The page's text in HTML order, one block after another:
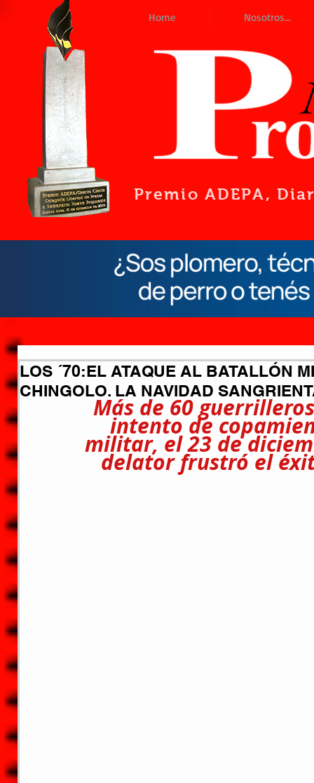
Home Nosotros...
Premio ADEPA,
LOS ´70:EL ATAQUE AL BATALLÓN
CHINGOLO. LA NAVIDAD
Más de 60
intento de
militar, el 23 de
delator frustró el